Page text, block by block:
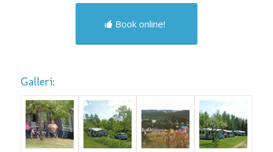
Book online!
Galleri: